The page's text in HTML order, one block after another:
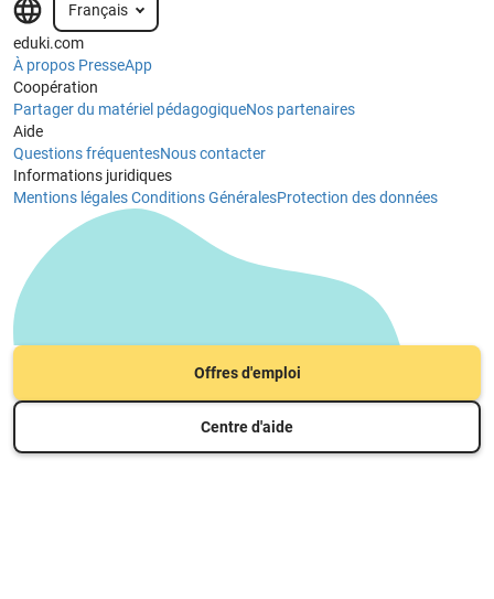
Français
eduki.com
À propos PresseApp
Coopération
Partager du matériel pédagogiqueNos partenaires
Aide
Questions fréquentesNous contacter
Informations juridiques
Mentions légalesConditions GénéralesProtection des données
Offres d'emploi
Centre d'aide